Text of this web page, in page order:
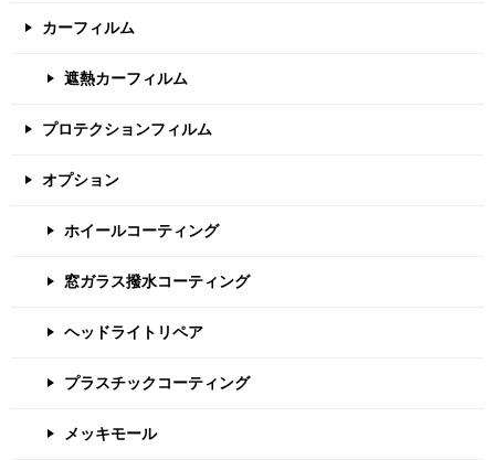
カーフィルム
遮熱カーフィルム
プロテクションフィルム
オプション
ホイールコーティング
窓ガラス撥水コーティング
ヘッドライトリペア
プラスチックコーティング
メッキモール